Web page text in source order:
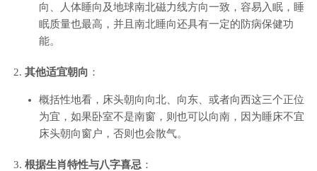
向、人体睡向及地球南北磁力线方向一致，容易入眠，睡
眠质量也最高，并且南北睡向还具有一定的防病保健功
能。
其他适宜朝向 ：
概括性地看，床头朝向向北、向东、或者向西这三个正位
为宜，如果卧室不是南窗，则也可以向南，因为睡床不宜
床头朝向窗户，否则也会散气。
根据生肖特性与八字喜忌 ：